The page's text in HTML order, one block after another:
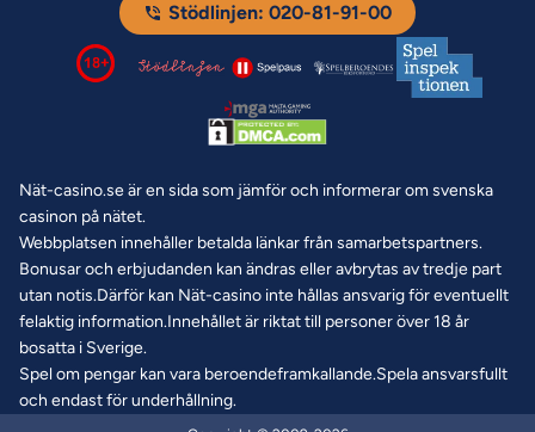
Stödlinjen: 020-81-91-00
Nät-casino.se är en sida som jämför och informerar om svenska
casinon på nätet.
Webbplatsen innehåller betalda länkar från samarbetspartners.
Bonusar och erbjudanden kan ändras eller avbrytas av tredje part
utan notis.Därför kan Nät-casino inte hållas ansvarig för eventuellt
felaktig information.Innehållet är riktat till personer över 18 år
bosatta i Sverige.
Spel om pengar kan vara beroendeframkallande.Spela ansvarsfullt
och endast för underhållning.